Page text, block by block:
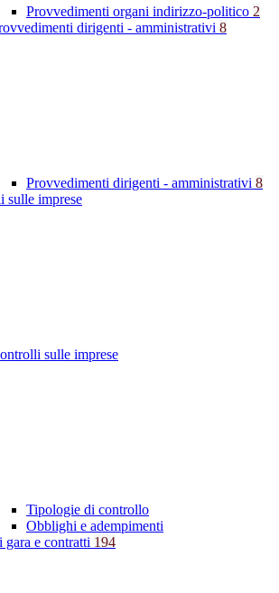
Provvedimenti organi indirizzo-politico 2
dirigenti - amministrativi 8
Provvedimenti dirigenti - amministrativi 8
sulle imprese
sulle imprese
Tipologie di controllo
Obblighi e adempimenti
gara e contratti 194